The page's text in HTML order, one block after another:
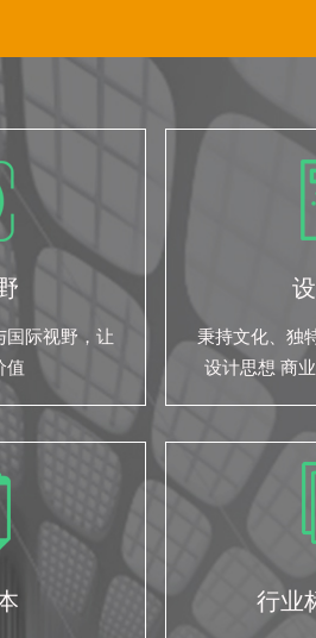
国际视野，让
值
秉持文化、独
设计思想 商
行业